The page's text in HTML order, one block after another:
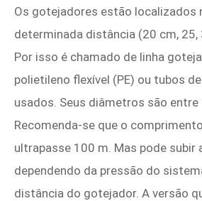
Os gotejadores estão localizados
determinada distância (20 cm, 25,
Por isso é chamado de linha
polietileno flexível (PE) ou tubos
usados. Seus diâmetros são entre
Recomenda-se que o
ultrapasse 100 m. Mas pode subir
dependendo da pressão do
distância do gotejador. A versão